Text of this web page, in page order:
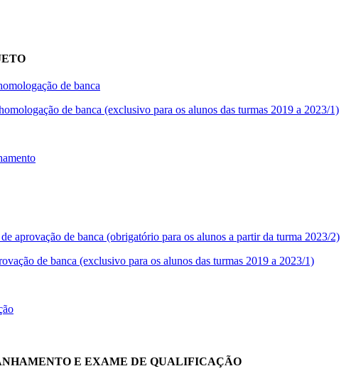
de banca
de banca (exclusivo para os alunos das turmas 2019 a 2023/1)
aprovação de banca (obrigatório para os alunos a partir da turma 2023/2)
de banca (exclusivo para os alunos das turmas 2019 a 2023/1)
E EXAME DE QUALIFICAÇÃO